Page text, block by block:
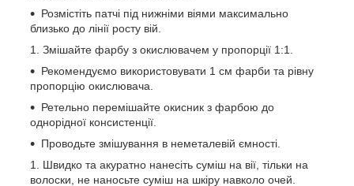
Розмістіть патчі під нижніми віями максимально
близько до лінії росту вій.
Змішайте фарбу з окислювачем у пропорції 1:1.
Рекомендуємо використовувати 1 см фарби та рівну
пропорцію окислювача.
Ретельно перемішайте окисник з фарбою до
однорідної консистенції.
Проводьте змішування в неметалевій ємності.
Швидко та акуратно нанесіть суміш на вії, тільки на
волоски, не наносьте суміш на шкіру навколо очей.